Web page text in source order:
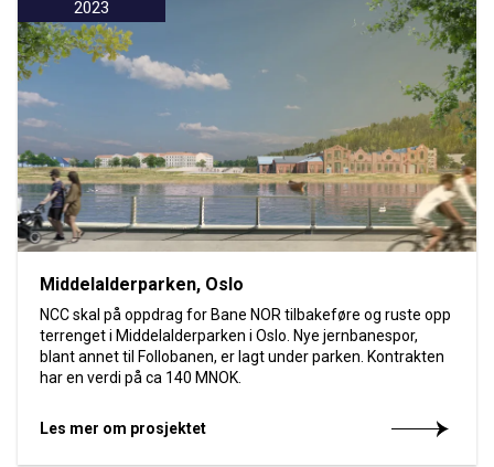
2023
Middelalderparken, Oslo
NCC skal på oppdrag for Bane NOR tilbakeføre og ruste opp
terrenget i Middelalderparken i Oslo. Nye jernbanespor,
blant annet til Follobanen, er lagt under parken. Kontrakten
har en verdi på ca 140 MNOK.
Les mer om prosjektet